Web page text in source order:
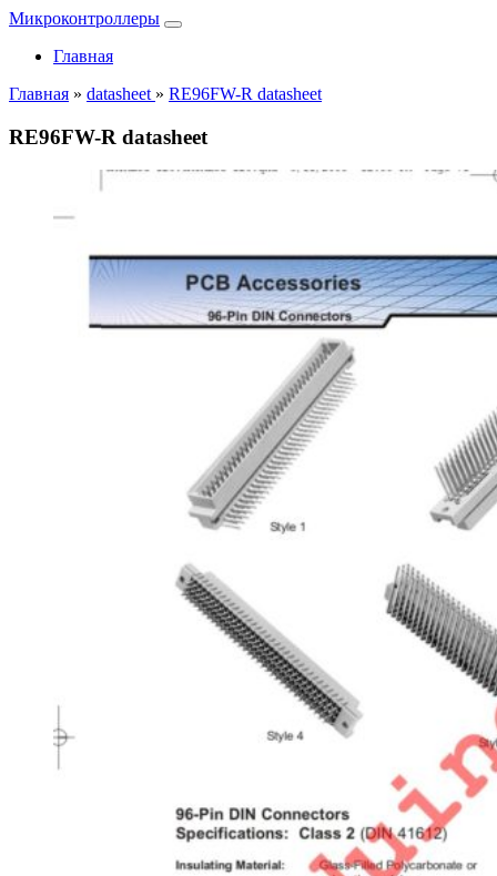
Микроконтроллеры
Главная
Главная » datasheet » RE96FW-R datasheet
RE96FW-R datasheet